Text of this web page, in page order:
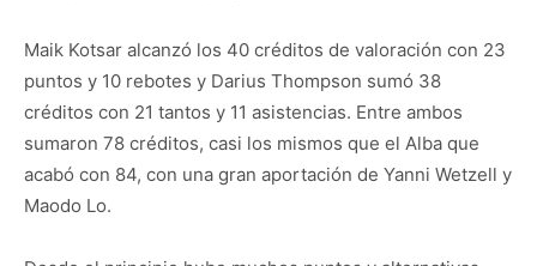
Maik Kotsar alcanzó los 40 créditos de valoración con 23
puntos y 10 rebotes y Darius Thompson sumó 38
créditos con 21 tantos y 11 asistencias. Entre ambos
sumaron 78 créditos, casi los mismos que el Alba que
acabó con 84, con una gran aportación de Yanni Wetzell y
Maodo Lo.